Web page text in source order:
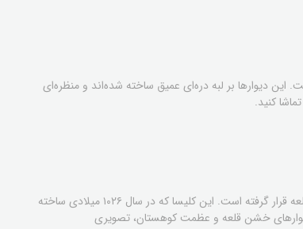
دیوارها بر لبه دره‌ای عمیق ساخته شده‌اند و منظره‌ای
کنید.
شاید نمادین‌ترین تصویر از آمبرد، همین کلیسای کوچک اما بسیار زیبا باشد که درست در کنار قلعه قرار گرفته است. این کلیسا که در سال ۱۰۲۶ میلادی ساخته
خشن قلعه و عظمت کوهستان، تصویری